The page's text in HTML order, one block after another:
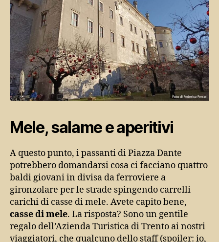
Mele, salame e aperitivi
A questo punto, i passanti di Piazza Dante
potrebbero domandarsi cosa ci facciano quattro
baldi giovani in divisa da ferroviere a
gironzolare per le strade spingendo carrelli
carichi di casse di mele. Avete capito bene,
casse di mele. La risposta? Sono un gentile
regalo dell’Azienda Turistica di Trento ai nostri
viaggiatori, che qualcuno dello staff (spoiler: io,